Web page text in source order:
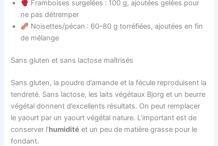
Framboises surgelées : 100 g, ajoutées gelées pour
ne pas détremper
Noisettes/pécan : 60–80 g torréfiées, ajoutées en fin
de mélange
Sans gluten et sans lactose maîtrisés
Sans gluten, la poudre d’amande et la fécule reproduisent la
tendreté. Sans lactose, les laits végétaux Bjorg et un beurre
végétal donnent d’excellents résultats. On peut remplacer
le yaourt par un yaourt végétal nature. L’important est de
conserver l’humidité et un peu de matière grasse pour le
fondant.